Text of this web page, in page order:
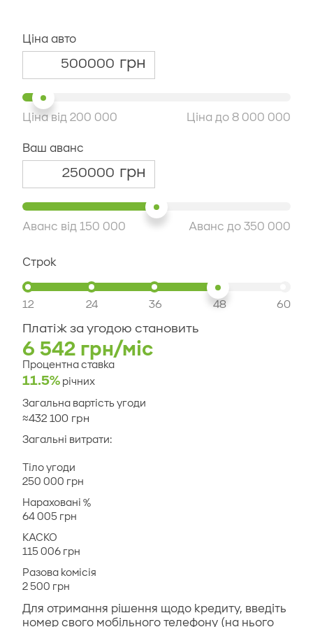
Ціна авто
грн
Ціна від 200 000 Ціна до 8 000 000
Ваш аванс
грн
Аванс від 150 000 Аванс до 350 000
Строк
12 24 36 48 60
Платіж за угодою становить
6 542 грн/мiс
Процентна ставка
11.5% річних
Загальна вартість угоди
≈432 100 грн
Загальні витрати:
Тіло угоди
250 000 грн
Нараховані %
64 005 грн
КАСКО
115 006 грн
Разова комісія
2 500 грн
Держ. реєстрація автомобіля
587 грн
Для отримання рішення щодо кредиту, введіть
номер свого мобільного телефону (на нього